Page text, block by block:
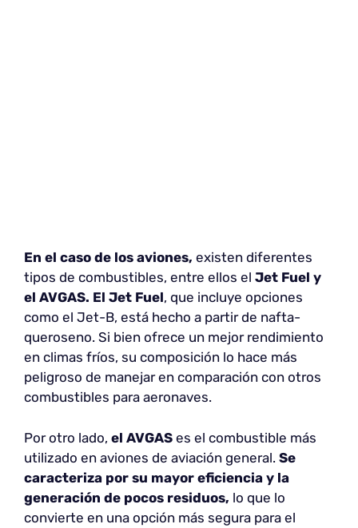
En el caso de los aviones, existen diferentes
tipos de combustibles, entre ellos el Jet Fuel y
el AVGAS. El Jet Fuel, que incluye opciones
como el Jet-B, está hecho a partir de nafta-
queroseno. Si bien ofrece un mejor rendimiento
en climas fríos, su composición lo hace más
peligroso de manejar en comparación con otros
combustibles para aeronaves.
Por otro lado, el AVGAS es el combustible más
utilizado en aviones de aviación general. Se
caracteriza por su mayor eficiencia y la
generación de pocos residuos, lo que lo
convierte en una opción más segura para el